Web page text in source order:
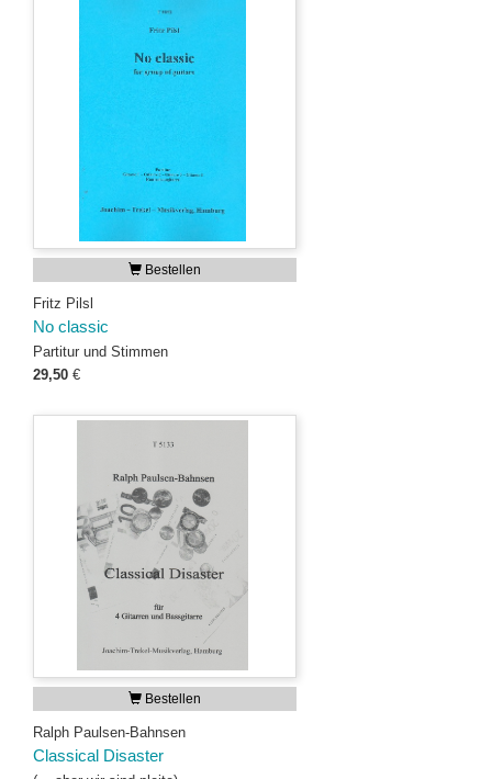
Bestellen
Fritz Pilsl
No classic
Partitur und Stimmen
29,50 €
Bestellen
Ralph Paulsen-Bahnsen
Classical Disaster